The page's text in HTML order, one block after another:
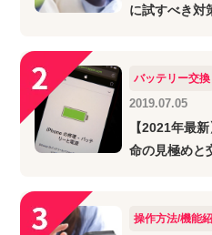
に試すべき対
バッテリー交換
2019.07.05
【2021年最
命の見極めと
操作方法/機能